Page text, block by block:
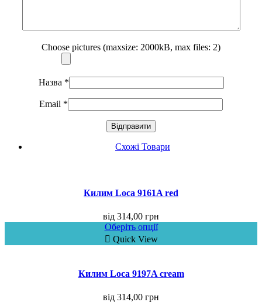
Choose pictures (maxsize: 2000kB, max files: 2)
Назва *
Email *
Схожі Товари
Килим Loca 9161A red
від 314,00 грн
Оберіть опції
Quick View
Килим Loca 9197A cream
від 314,00 грн